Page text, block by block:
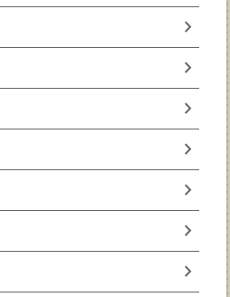
chevron_right
chevron_right
chevron_right
chevron_right
chevron_right
chevron_right
chevron_right